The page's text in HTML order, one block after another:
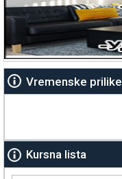
Vremenske prilike
Kursna lista